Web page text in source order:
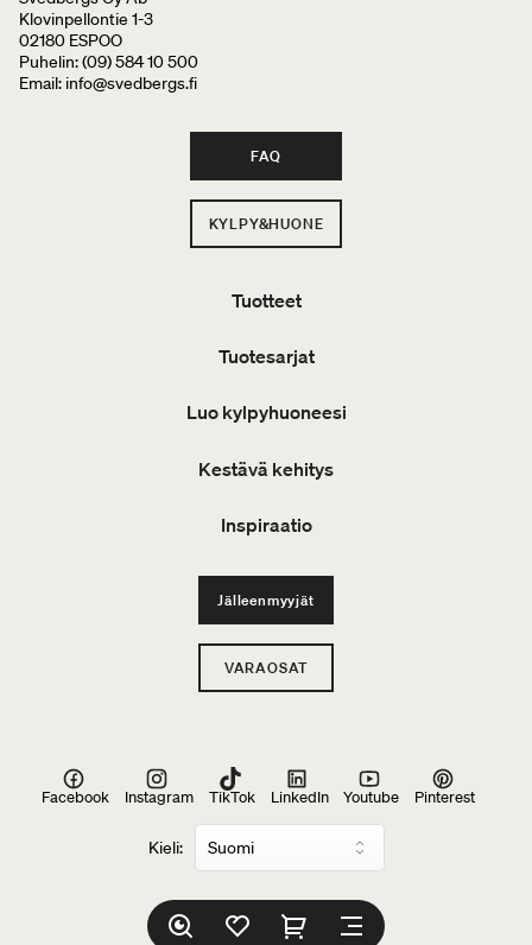
Klovinpellontie 1-3
02180 ESPOO
Puhelin: (09) 584 10 500
Email: info@svedbergs.fi
FAQ
KYLPY&HUONE
Tuotteet
Tuotesarjat
Luo kylpyhuoneesi
Kestävä kehitys
Inspiraatio
Jälleenmyyjät
VARAOSAT
Kieli:
Facebook Instagram TikTok LinkedIn Youtube Pinterest